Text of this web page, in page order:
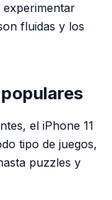
fluidas y los
el iPhone 11
tipo de juegos,
puzzles y